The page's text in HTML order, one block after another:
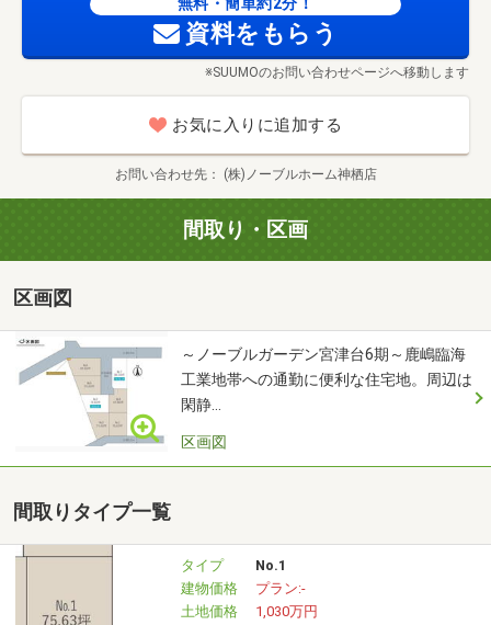
だけ聞いてみたい」「建物だけ見てみたい」という方も大
歓迎です！
・しっかりご検討されたい方には、ご見学とあわせて資金
・集合場所はご予約確認時にご相談可能です。現地・店
舗・オンラインに対応しております。
◆ お子様連れの方も安心してご来場いただけます！
・キッズスペースをご用意しています。
手が可能です。
◆ ご予約・お問い合わせ方法
・ページ内の赤い「見学予約する」ボタンから、簡単にご
予約いただけます。
・【お問い合わせ先】または画面右下の「電話ボタン」か
らも、お気軽にご連絡ください。
ことがありましたら、どうぞ遠慮なくお問い合わせくださ
い。
◆ はじめての方でも安心のトータルサポート
資料をもらう
※SUUMOのお問い合わせページへ移動します
お気に入りに追加する
お問い合わせ先 (株)ノーブルホーム神栖店
間取り・区画
区画図
～ノーブルガーデン宮津台6期～鹿嶋臨海
工業地帯への通勤に便利な住宅地。周辺は
閑静…
区画図
間取りタイプ一覧
タイプ
No.1
建物価格
プラン:-
土地価格
1,030万円